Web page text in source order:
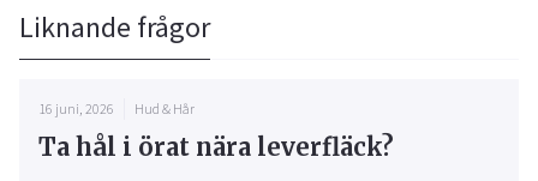
Liknande frågor
16 juni, 2026 Hud & Hår
Ta hål i örat nära leverfläck?